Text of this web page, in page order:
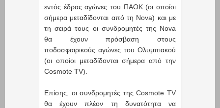
εντός έδρας αγώνες του ΠΑΟΚ (οι οποίοι
σήμερα μεταδίδονται από τη Nova) και με
τη σειρά τους οι συνδρομητές της Nova
θα έχουν πρόσβαση στους
ποδοσφαιρικούς αγώνες του Ολυμπιακού
(οι οποίοι μεταδίδονται σήμερα από την
Cosmote TV).
Επίσης, οι συνδρομητές της Cosmote TV
θα έχουν πλέον τη δυνατότητα να